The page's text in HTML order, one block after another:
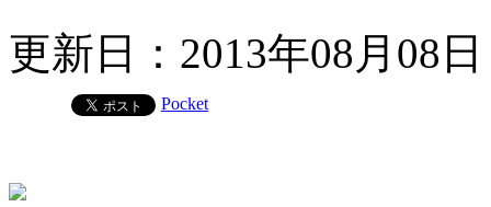
更新日：2013年08月08
Pocket